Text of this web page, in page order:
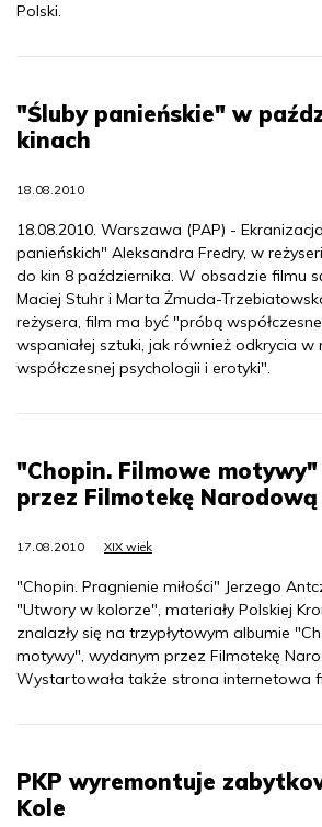
Polski.
"Śluby panieńskie" w
kinach
18.08.2010
18.08.2010. Warszawa (PAP) -
panieńskich" Aleksandra Fredry, w
do kin 8 października. W obsadzie filmu
Maciej Stuhr i Marta Żmuda-
reżysera, film ma być "próbą
wspaniałej sztuki, jak również odkrycia w
współczesnej psychologii i erotyki".
"Chopin. Filmowe
przez Filmotekę Narodową
17.08.2010 XIX wiek
"Chopin. Pragnienie miłości" Jerzego
"Utwory w kolorze", materiały Polskiej
znalazły się na trzypłytowym albumie
motywy", wydanym przez Filmotekę
Wystartowała także strona internetowa
PKP wyremontuje
Kole